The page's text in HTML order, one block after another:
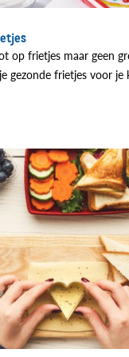
op frietjes maar geen
gezonde frietjes voor je